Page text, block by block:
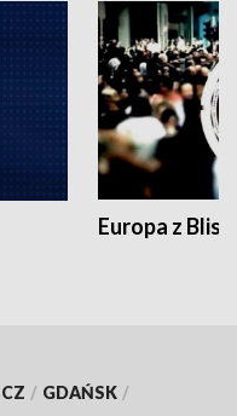
Europa z
/ GDAŃSK /